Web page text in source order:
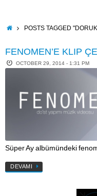
contentHOMEPOSTS TAGGED
FENOMEN’E KLIP
OCTOBER 29, 2014 - 1:31 PM
Süper Ay albümündeki
DEVAMI